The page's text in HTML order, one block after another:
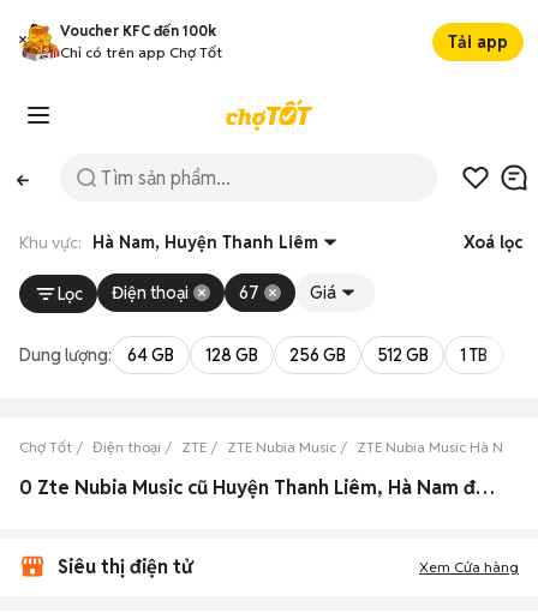
Voucher KFC đến 100k
Chỉ có trên app Chợ Tốt
Tải app
Khu vực: Hà Nam, Huyện Thanh Liêm Xoá lọc
Lọc Điện thoại 67 Giá
Dung lượng: 64 GB 128 GB 256 GB 512 GB 1 TB
Chợ Tốt Điện thoại ZTE ZTE Nubia Music ZTE Nubia Music Hà Nam
0 Zte Nubia Music cũ Huyện Thanh Liêm, Hà Nam đẹp
Siêu thị điện tử Xem Cửa hàng